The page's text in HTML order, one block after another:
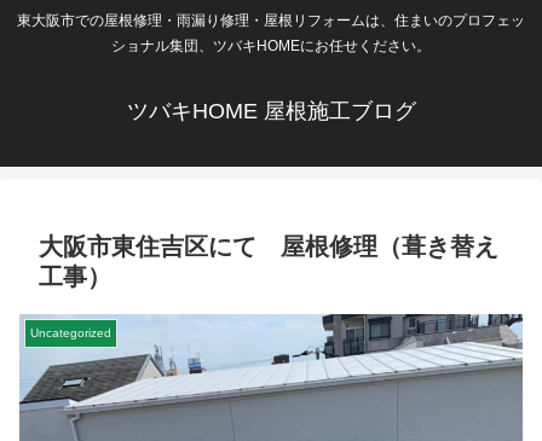
東大阪市での屋根修理・雨漏り修理・屋根リフォームは、住まいのプロフェッ
ショナル集団、ツバキHOMEにお任せください。
ツバキHOME 屋根施工ブログ
大阪市東住吉区にて 屋根修理（葺き替え
工事）
Uncategorized